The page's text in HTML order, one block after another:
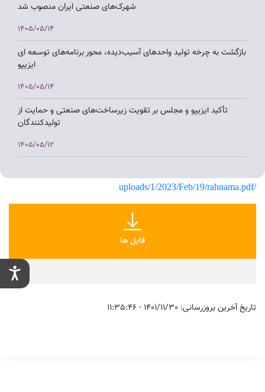
شهرک‌های صنعتی ایران منصوب شد
1405/05/14
بازگشت به چرخه تولید واحدهای آسیب‌دیده، محور برنامه‌های توسعه ای
ایزیپو
1405/05/14
تأکید ایزیپو و مجلس بر تقویت زیرساخت‌های صنعتی و حمایت از
تولیدکنندگان
1405/05/12
صنعتی و رفع موانع تولید
1405/05/10
بررسی چالش‌های شهرک‌های صنعتی آذربایجان شرقی در نشست
مشترک اتاق بازرگانی تبریز با معاون وزیر صمت و استاندار
1405/05/07
بازدید معاون وزیر صمت از شهرک صنعتی ورزقان و تأکید بر توسعه
/uploads/1/2023/Feb/19/rahnama.pdf
فایل ها
تاریخ آخرین بروزرسانی: 1401/11/30 - 11:35:46